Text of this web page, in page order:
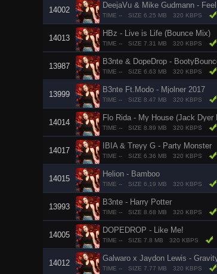
14002
DeejaVu & Mike Gudmann -
TIME -- SIZE 6.25 MB 320 KBPS
14013
HBz - Live is Life (Bounce Mix)
TIME -- SIZE 7.31 MB 320 KBPS
13987
B3nte & DopeDrop -
TIME -- SIZE 6.63 MB 320 KBPS
13999
B3nte Ft.Modo - Mjolner 2017
TIME -- SIZE 8.47 MB 320 KBPS
14014
Flo Rida - My House (Jack Dyer
TIME -- SIZE 8.89 MB 320 KBPS
14017
IBIA & Treyy G - Party Monster
TIME -- SIZE 6.36 MB 320 KBPS
14015
Helion - Bamboo
TIME -- SIZE 6.19 MB 320 KBPS
13993
B3nte - Harry Potter
TIME -- SIZE 8.68 MB 320 KBPS
14005
DOPEDROP - Like Me!
TIME -- SIZE 7.8 MB 320 KBPS
14012
Galwaro x Jaydon Lewis -
TIME -- SIZE 7.77 MB 320 KBPS